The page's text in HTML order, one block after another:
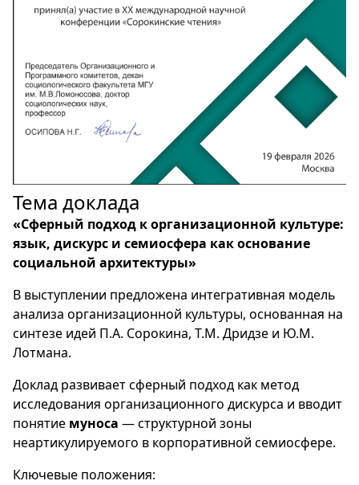
Тема доклада
«Сферный подход к организационной культуре:
язык, дискурс и семиосфера как основание
социальной архитектуры»
В выступлении предложена интегративная модель
анализа организационной культуры, основанная на
синтезе идей П.А. Сорокина, Т.М. Дридзе и Ю.М.
Лотмана.
Доклад развивает сферный подход как метод
исследования организационного дискурса и вводит
понятие муноса — структурной зоны
неартикулируемого в корпоративной семиосфере.
Ключевые положения: